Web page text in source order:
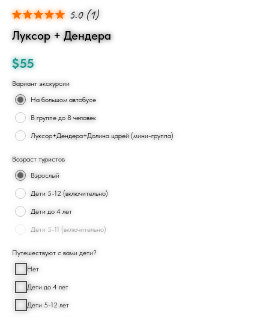
5.0 (1)
Луксор + Дендера
$55
Вариант экскурсии
На большом автобусе
В группе до 8 человек
Луксор+Дендера+Долина царей (мини-группа)
Возраст туристов
Взрослый
Дети 5-12 (включительно)
Дети до 4 лет
Дети 5-11 (включительно)
Путешествуют с вами дети?
Нет
Дети до 4 лет
Дети 5-12 лет